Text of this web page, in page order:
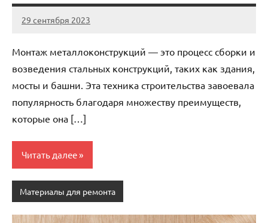
29 сентября 2023
Avtor
Нет
Монтаж металлоконструкций — это процесс сборки и
возведения стальных конструкций, таких как здания,
мосты и башни. Эта техника строительства завоевала
популярность благодаря множеству преимуществ,
которые она […]
Читать далее
Материалы для ремонта